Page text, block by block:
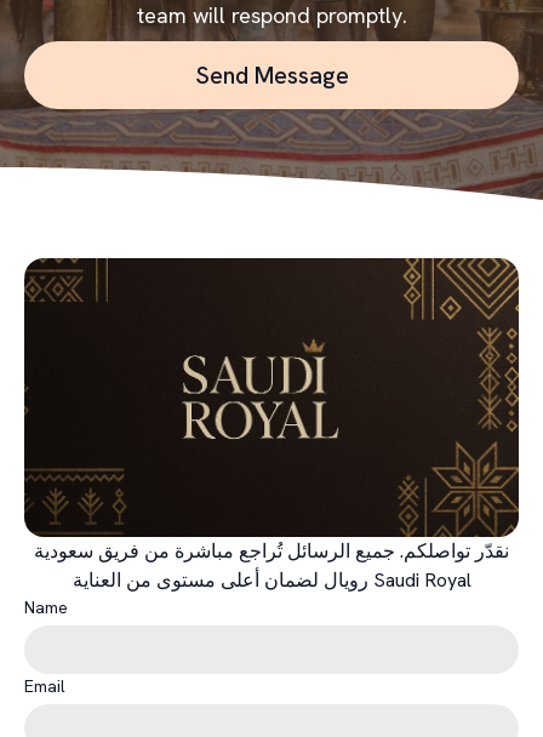
team will respond promptly.
Send Message
نقدّر تواصلكم. جميع الرسائل تُراجع مباشرة من فريق سعودية
رويال لضمان أعلى مستوى من العناية Saudi Royal
Name
Email